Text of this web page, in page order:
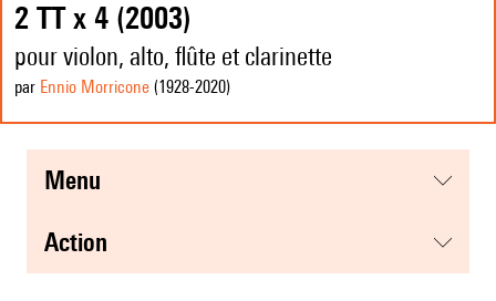
2 TT x 4 (2003)
pour violon, alto, flûte et clarinette
par Ennio Morricone (1928-2020)
menu
action